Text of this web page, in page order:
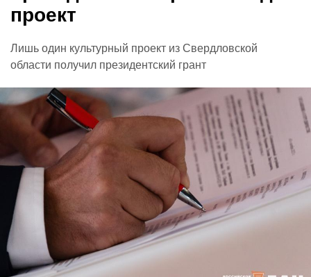
проект
Лишь один культурный проект из Свердловской
области получил президентский грант